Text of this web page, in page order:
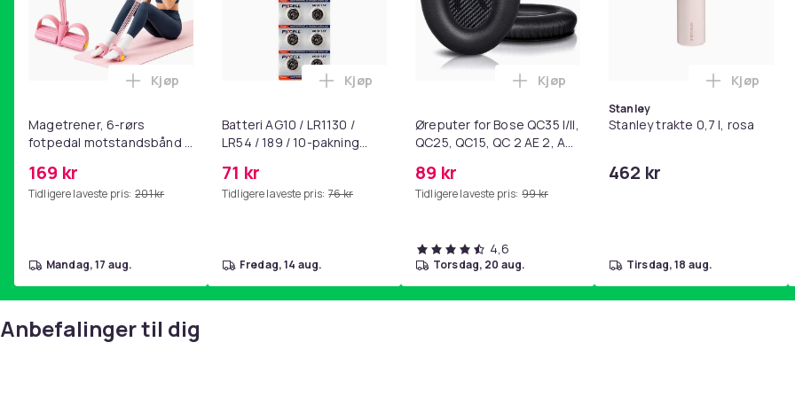
Artikkel nr.
62872f58-9317-43c2-a29a-489389668aa7
Produktsikkerhetsinformasjon
Magetrener, 6-rørs
fotpedal motstandsbånd -
yoga og
hjemmegymnastikk Pink
169 kr
Tidligere laveste pris: 201 kr
Legg Magetrener, 6-rørs fotpedal motstandsbånd - mage- og kjernetrening, yoga og
Kjøp
mandag, 17 aug.
Batteri AG10 / LR1130 /
LR54 / 189 / 10-pakning
71 kr
Tidligere laveste pris: 76 kr
Legg Batteri AG10 / LR1130 / LR54 / 189 / 10-pakning PKcell i
Kjøp
fredag, 14 aug.
Øreputer for Bose QC35 I/II,
QC25, QC15, QC 2 AE 2, AE
SoundLink Black
89 kr
Tidligere laveste pris: 99 kr
Legg Øreputer for Bose QC35 I/II, QC25,
Kjøp
4,6
torsdag, 20 aug.
Stanley
Stanley trakte 0,7 l, rosa
462 kr
Legg
Kjøp
tirsdag, 18 aug.
Anbefalinger til dig